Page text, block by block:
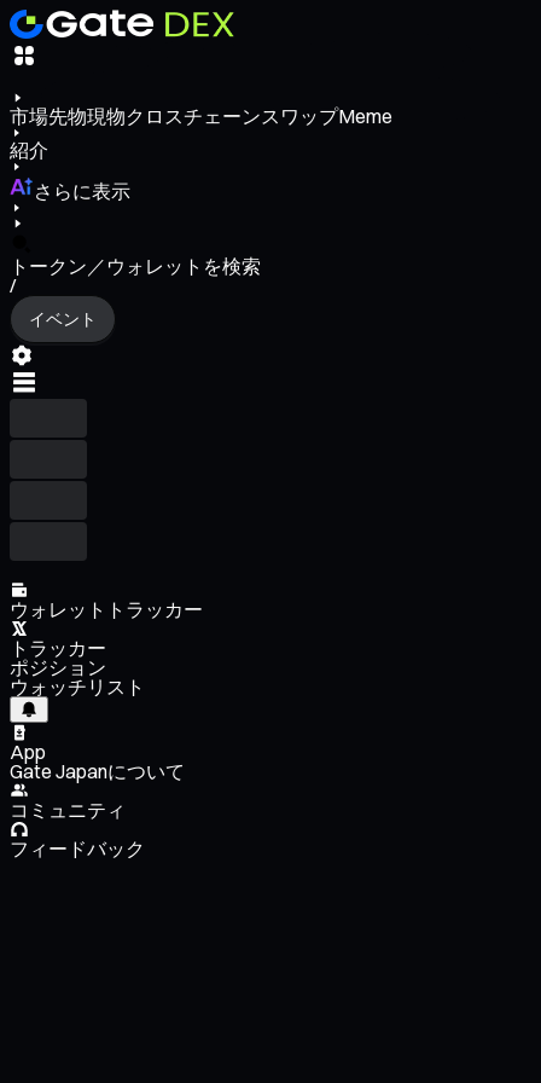
市場先物現物クロスチェーンスワップMeme
紹介
さらに表示
トークン／ウォレットを検索
/
イベント
ウォレットトラッカー
トラッカー
ポジション
ウォッチリスト
App
Gate Japanについて
コミュニティ
フィードバック